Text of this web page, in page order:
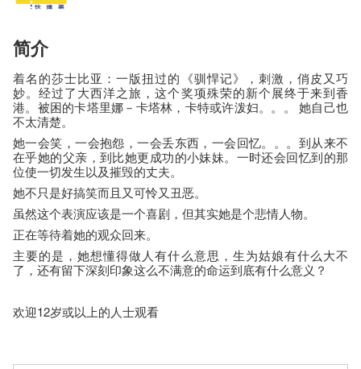
简介
着名的莎士比亚：一版扭过的《驯悍记》，刺激，俏皮又巧
妙。经过了大西洋之旅，这个奖项殊荣的新个展终于来到香
港。被困的卡塔里娜－卡塔林，卡特或许泼妇。。。 她自己也
不太清楚。
她一会笑，一会抱怨，一会丢东西，一会回忆。。。到从来不
在乎她的父亲，到比她更成功的小妹妹。一时还会回忆到的那
位使一切发生以及摧毁的丈夫。
她不只是好搞笑而且又可怜又丑恶。
虽然这个表演应该是一个喜剧，但其实她是个悲情人物。
正在等待着她的观众回来。
主要的是，她想懂得做人有什么意思，生为姑娘有什么大不
了，还有留下深刻印象这么不满意的命运到底有什么意义？
欢迎12岁或以上的人士观看